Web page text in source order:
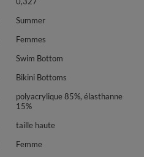
Summer
Femmes
Swim Bottom
Bikini Bottoms
polyacrylique 85%, élasthanne
15%
taille haute
Femme